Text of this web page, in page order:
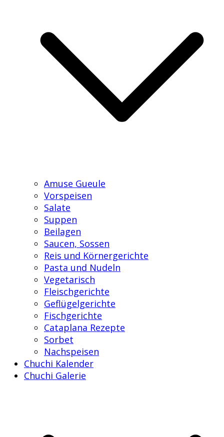
Amuse Gueule
Vorspeisen
Salate
Suppen
Beilagen
Saucen, Sossen
Reis und Körnergerichte
Pasta und Nudeln
Vegetarisch
Fleischgerichte
Geflügelgerichte
Fischgerichte
Cataplana Rezepte
Sorbet
Nachspeisen
Chuchi Kalender
Chuchi Galerie